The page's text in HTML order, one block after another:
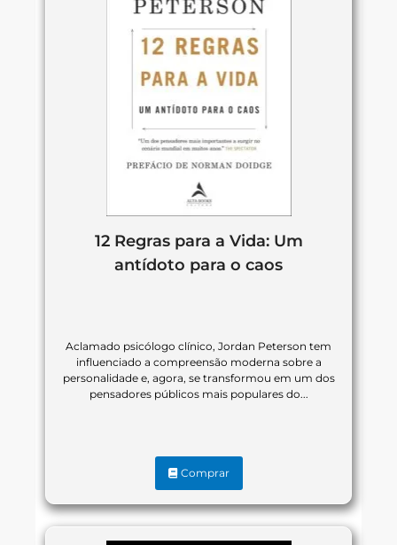
12 Regras para a Vida: Um
antídoto para o caos
Aclamado psicólogo clínico, Jordan Peterson tem
influenciado a compreensão moderna sobre a
personalidade e, agora, se transformou em um dos
pensadores públicos mais populares do...
Comprar